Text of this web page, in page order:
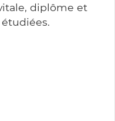
diplôme et